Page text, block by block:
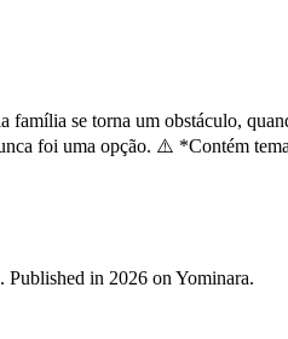
se torna um obstáculo,
foi uma opção. ⚠️ *Contém
Published in 2026 on Yominara.